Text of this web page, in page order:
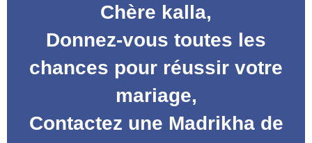
Chère kalla,
Donnez-vous toutes les
chances pour réussir votre
mariage,
Contactez une Madrikha de